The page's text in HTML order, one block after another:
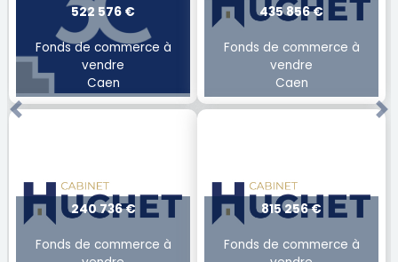
522 576 €
Fonds de commerce à
vendre
Caen
435 856 €
Fonds de commerce à
vendre
Caen
240 736 €
Fonds de commerce à
815 256 €
Fonds de commerce à
Previous